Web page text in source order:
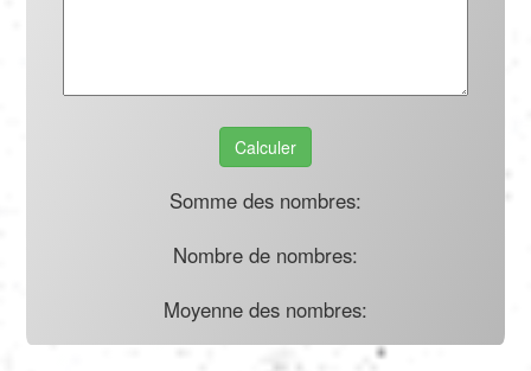
Calculer
Somme des nombres:
Nombre de nombres:
Moyenne des nombres: